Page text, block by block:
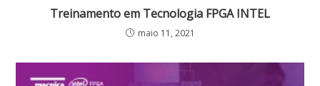
Treinamento em Tecnologia FPGA INTEL
maio 11, 2021